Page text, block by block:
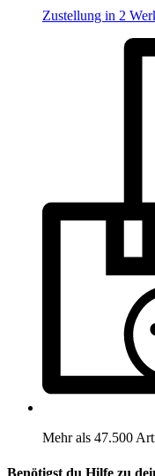
Zustellung in 2
Mehr als 47.500
Benötigst du Hilfe zu